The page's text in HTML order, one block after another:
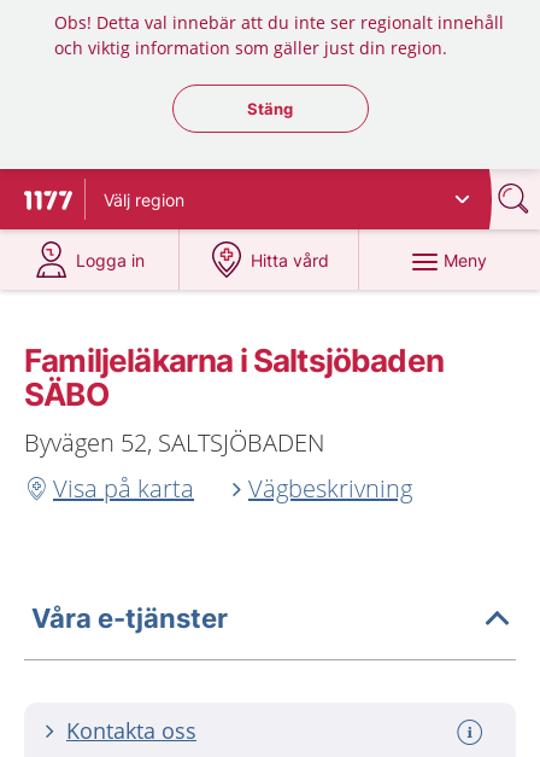
Obs! Detta val innebär att du inte ser regionalt innehåll
och viktig information som gäller just din region.
Stäng regionsväljaren
Stäng
Till startsidan för 1177
Välj region
Logga in
på 1177.se
Hitta vård
på 1177.se
Meny
Familjeläkarna i Saltsjöbaden
SÄBO
Byvägen 52, SALTSJÖBADEN
Visa på karta
Vägbeskrivning
Våra e-tjänster
Kontakta oss